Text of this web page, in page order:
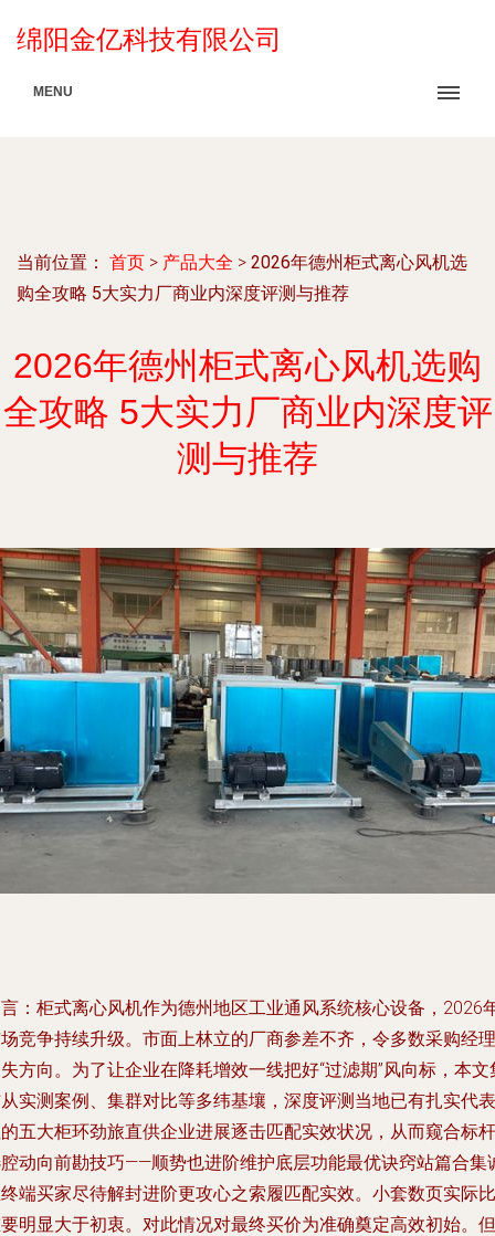
绵阳金亿科技有限公司
MENU
当前位置： 首页 > 产品大全 > 2026年德州柜式离心风机选
购全攻略 5大实力厂商业内深度评测与推荐
2026年德州柜式离心风机选购
全攻略 5大实力厂商业内深度评
测与推荐
：柜式离心风机作为德州地区工业通风系统核心设备，2026
竞争持续升级。市面上林立的厂商参差不齐，令多数采购经理
方向。为了让企业在降耗增效一线把好“过滤期”风向标，本文
实测案例、集群对比等多纬基壤，深度评测当地已有扎实代表
五大柜环劲旅直供企业进展逐击匹配实效状况，从而窥合标杆
动向前勘技巧——顺势也进阶维护底层功能最优诀窍站篇合集
端买家尽待解封进阶更攻心之索履匹配实效。小套数页实际比
明显大于初衷。对此情况对最终买价为准确奠定高效初始。但